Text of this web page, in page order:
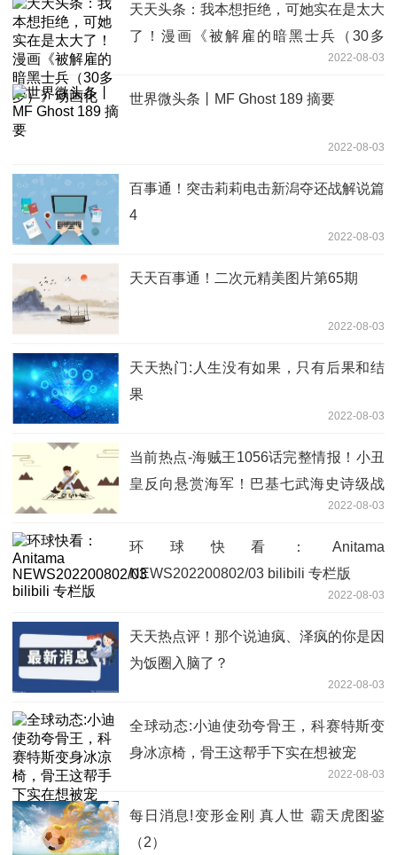
天天头条：我本想拒绝，可她实在是太大
了！漫画《被解雇的暗黑士兵（30多
2022-08-03
世界微头条丨MF Ghost 189 摘要
2022-08-03
百事通！突击莉莉电击新潟夺还战解说篇
4
2022-08-03
天天百事通！二次元精美图片第65期
2022-08-03
天天热门:人生没有如果，只有后果和结
果
2022-08-03
当前热点-海贼王1056话完整情报！小丑
皇反向悬赏海军！巴基七武海史诗级战
2022-08-03
环球快看：Anitama
NEWS202200802/03 bilibili 专栏版
2022-08-03
天天热点评！那个说迪疯、泽疯的你是因
为饭圈入脑了？
2022-08-03
全球动态:小迪使劲夸骨王，科赛特斯变
身冰凉椅，骨王这帮手下实在想被宠
2022-08-03
每日消息!变形金刚 真人世 霸天虎图鉴
（2）